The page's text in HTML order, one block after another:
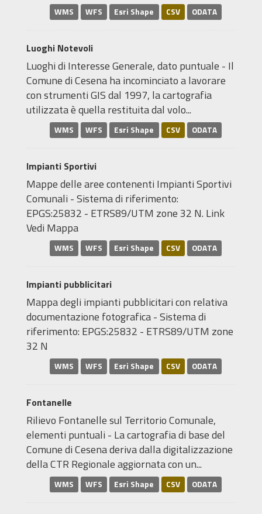
WMS WFS Esri Shape CSV ODATA
Luoghi Notevoli
Luoghi di Interesse Generale, dato puntuale - Il
Comune di Cesena ha incominciato a lavorare
con strumenti GIS dal 1997, la cartografia
utilizzata è quella restituita dal volo...
WMS WFS Esri Shape CSV ODATA
Impianti Sportivi
Mappe delle aree contenenti Impianti Sportivi
Comunali - Sistema di riferimento:
EPGS:25832 - ETRS89/UTM zone 32 N. Link
Vedi Mappa
WMS WFS Esri Shape CSV ODATA
Impianti pubblicitari
Mappa degli impianti pubblicitari con relativa
documentazione fotografica - Sistema di
riferimento: EPGS:25832 - ETRS89/UTM zone
32 N
WMS WFS Esri Shape CSV ODATA
Fontanelle
Rilievo Fontanelle sul Territorio Comunale,
elementi puntuali - La cartografia di base del
Comune di Cesena deriva dalla digitalizzazione
della CTR Regionale aggiornata con un...
WMS WFS Esri Shape CSV ODATA